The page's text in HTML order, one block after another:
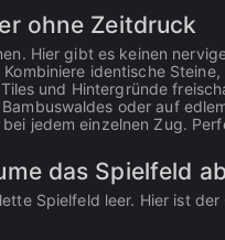
ohne Zeitdruck
Hier gibt es keinen
identische
und Hintergründe
oder auf
jedem einzelnen Zug.
das Spielfeld ab
Spielfeld leer. Hier ist